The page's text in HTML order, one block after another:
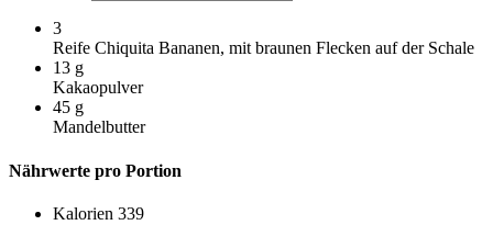
3
Reife Chiquita Bananen, mit braunen Flecken auf der Schale
13 g
Kakaopulver
45 g
Mandelbutter
Nährwerte pro Portion
Kalorien 339